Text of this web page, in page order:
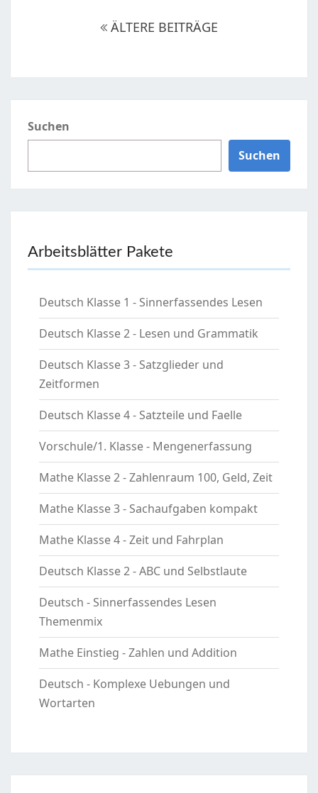
ÄLTERE BEITRÄGE
Suchen
Suchen
Arbeitsblätter Pakete
Deutsch Klasse 1 - Sinnerfassendes Lesen
Deutsch Klasse 2 - Lesen und Grammatik
Deutsch Klasse 3 - Satzglieder und
Zeitformen
Deutsch Klasse 4 - Satzteile und Faelle
Vorschule/1. Klasse - Mengenerfassung
Mathe Klasse 2 - Zahlenraum 100, Geld, Zeit
Mathe Klasse 3 - Sachaufgaben kompakt
Mathe Klasse 4 - Zeit und Fahrplan
Deutsch Klasse 2 - ABC und Selbstlaute
Deutsch - Sinnerfassendes Lesen
Themenmix
Mathe Einstieg - Zahlen und Addition
Deutsch - Komplexe Uebungen und
Wortarten